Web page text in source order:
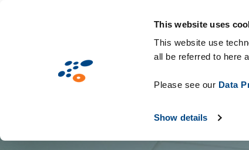
This website uses
This website use
all be referred to here
Please see our Data
Show details
Mercati